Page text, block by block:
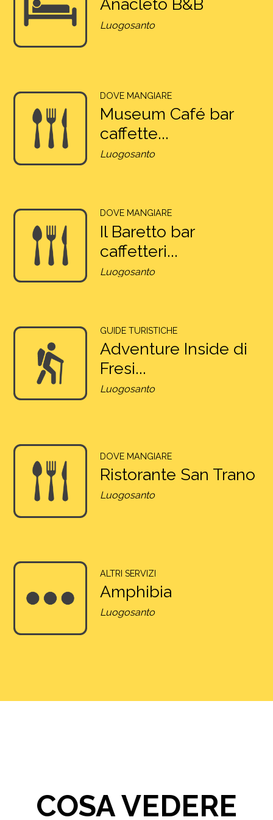
Anacleto B&B
Luogosanto
DOVE MANGIARE
Museum Café bar
caffette...
Luogosanto
DOVE MANGIARE
Il Baretto bar
caffetteri...
Luogosanto
GUIDE TURISTICHE
Adventure Inside di
Fresi...
Luogosanto
DOVE MANGIARE
Ristorante San Trano
Luogosanto
ALTRI SERVIZI
Amphibia
Luogosanto
COSA VEDERE